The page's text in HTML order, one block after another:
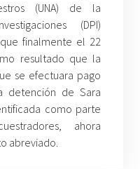
(UNA) de la
(DPI)
finalmente el 22
resultado que la
se efectuara pago
detención de Sara
como parte
ahora
abreviado.